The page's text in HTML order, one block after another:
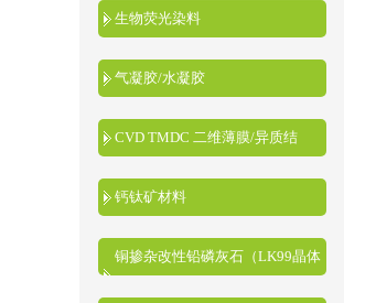
生物荧光染料
气凝胶/水凝胶
CVD TMDC 二维薄膜/异质结
钙钛矿材料
铜掺杂改性铅磷灰石（LK99晶体
粉末）